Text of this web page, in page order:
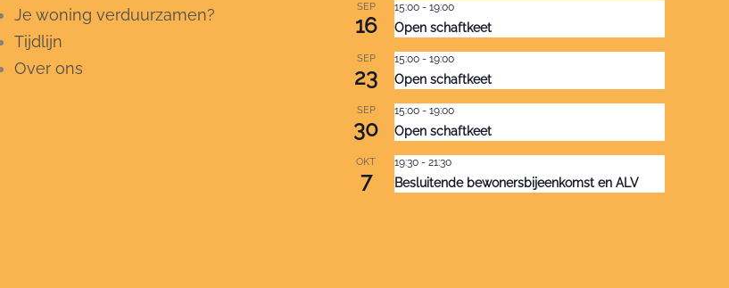
Je woning verduurzamen?
Tijdlijn
Over ons
SEP
16
15:00 -19:00
Open schaftkeet
SEP
23
15:00 -19:00
Open schaftkeet
SEP
30
15:00 -19:00
Open schaftkeet
OKT
7
19:30 -21:30
Besluitende bewonersbijeenkomst en ALV